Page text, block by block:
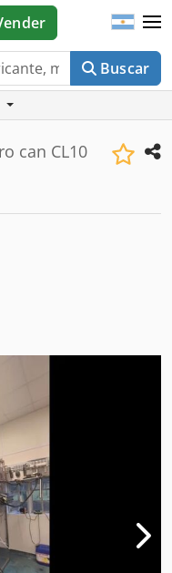
Buscar
can CL10